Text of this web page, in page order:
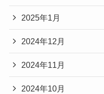
2025年1月
2024年12月
2024年11月
2024年10月